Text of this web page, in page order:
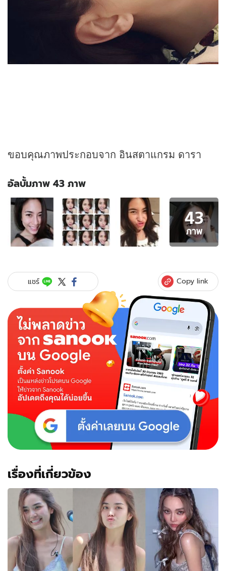
ขอบคุณภาพประกอบจาก อินสตาแกรม ดารา
อัลบั้มภาพ 43 ภาพ
อัลบั้ม
ภาพ
43
ภาพ
ของ
ร่วง!
รวม
หน้า
สด
เมคอัพ
43
ภาพ
แชร์ Copy link
เรื่องที่เกี่ยวข้อง